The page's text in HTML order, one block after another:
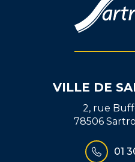
VILLE DE
2, rue
78506
01